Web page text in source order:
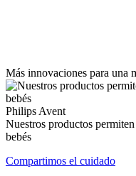
Más innovaciones para una
Philips Avent
Nuestros productos
bebés
Compartimos el cuidado